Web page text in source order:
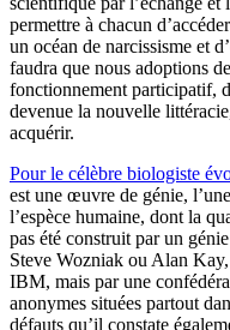
permettre à chacun
un océan de narcissisme et
faudra que nous adoptions
fonctionnement participatif,
devenue la nouvelle
acquérir.
Pour le célèbre biologiste
est une œuvre de génie,
l’espèce humaine, dont la
pas été construit par un
Steve Wozniak ou Alan
IBM, mais par une
anonymes situées partout
défauts qu’il constate